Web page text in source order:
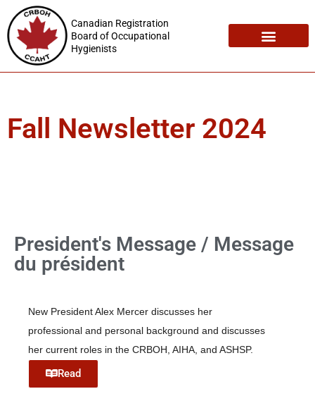
Canadian Registration
Board of Occupational
Hygienists
Fall Newsletter 2024
President's Message / Message
du président
New President Alex Mercer discusses her
professional and personal background and discusses
her current roles in the CRBOH, AIHA, and ASHSP.
Read